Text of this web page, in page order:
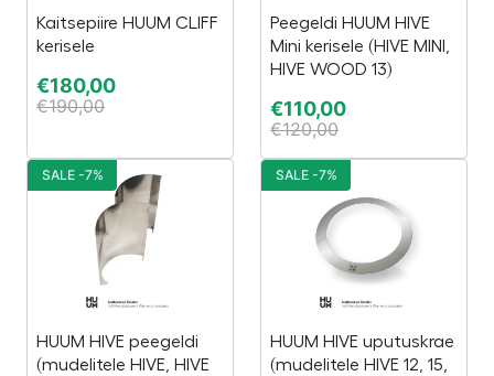
Kaitsepiire HUUM CLIFF
kerisele
€180,00
€190,00
Peegeldi HUUM HIVE
Mini kerisele (HIVE MINI,
HIVE WOOD 13)
€110,00
€120,00
HUUM HIVE peegeldi
(mudelitele HIVE, HIVE
SALE -7%
HUUM HIVE uputuskrae
(mudelitele HIVE 12, 15,
SALE -7%